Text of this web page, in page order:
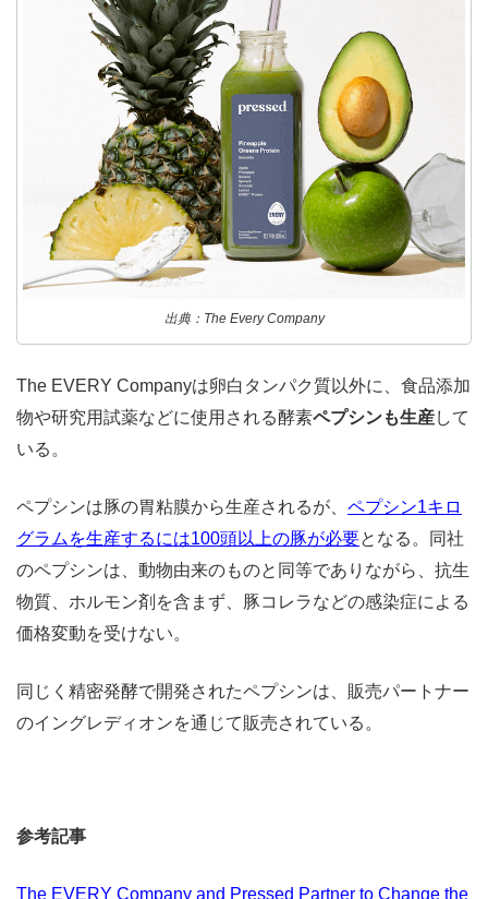
出典：The Every Company
The EVERY Companyは卵白タンパク質以外に、食品添加
物や研究用試薬などに使用される酵素ペプシンも生産して
いる。
ペプシンは豚の胃粘膜から生産されるが、 ペプシン1キロ
グラムを生産するには100頭以上の豚が必要となる。同社
のペプシンは、動物由来のものと同等でありながら、抗生
物質、ホルモン剤を含まず、豚コレラなどの感染症による
価格変動を受けない。
同じく精密発酵で開発されたペプシンは、販売パートナー
のイングレディオンを通じて販売されている。
参考記事
The EVERY Company and Pressed Partner to Change the